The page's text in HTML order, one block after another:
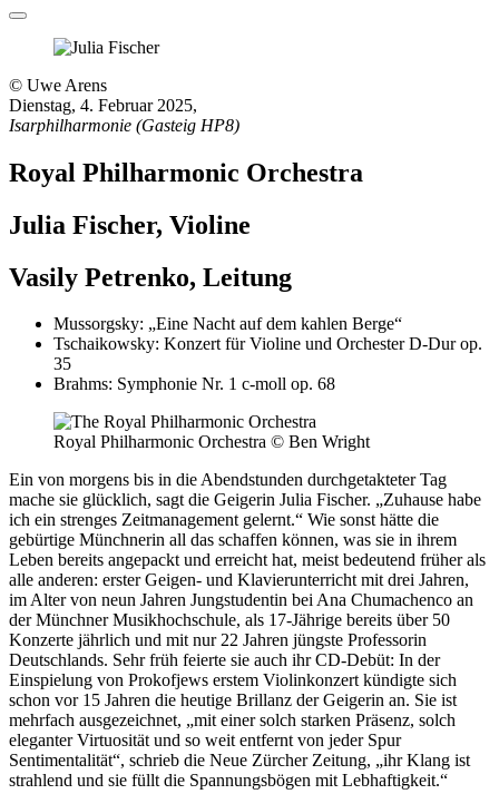
© Uwe Arens
Dienstag, 4. Februar 2025,
Isarphilharmonie (Gasteig HP8)
Royal Philharmonic Orchestra
Julia Fischer, Violine
Vasily Petrenko, Leitung
Mussorgsky: „Eine Nacht auf dem kahlen Berge“
Tschaikowsky: Konzert für Violine und Orchester D-Dur op.
35
Brahms: Symphonie Nr. 1 c-moll op. 68
Royal Philharmonic Orchestra © Ben Wright
Ein von morgens bis in die Abendstunden durchgetakteter Tag
mache sie glücklich, sagt die Geigerin Julia Fischer. „Zuhause habe
ich ein strenges Zeitmanagement gelernt.“ Wie sonst hätte die
gebürtige Münchnerin all das schaffen können, was sie in ihrem
Leben bereits angepackt und erreicht hat, meist bedeutend früher als
alle anderen: erster Geigen- und Klavierunterricht mit drei Jahren,
im Alter von neun Jahren Jungstudentin bei Ana Chumachenco an
der Münchner Musikhochschule, als 17-Jährige bereits über 50
Konzerte jährlich und mit nur 22 Jahren jüngste Professorin
Deutschlands. Sehr früh feierte sie auch ihr CD-Debüt: In der
Einspielung von Prokofjews erstem Violinkonzert kündigte sich
schon vor 15 Jahren die heutige Brillanz der Geigerin an. Sie ist
mehrfach ausgezeichnet, „mit einer solch starken Präsenz, solch
eleganter Virtuosität und so weit entfernt von jeder Spur
Sentimentalität“, schrieb die Neue Zürcher Zeitung, „ihr Klang ist
strahlend und sie füllt die Spannungsbögen mit Lebhaftigkeit.“